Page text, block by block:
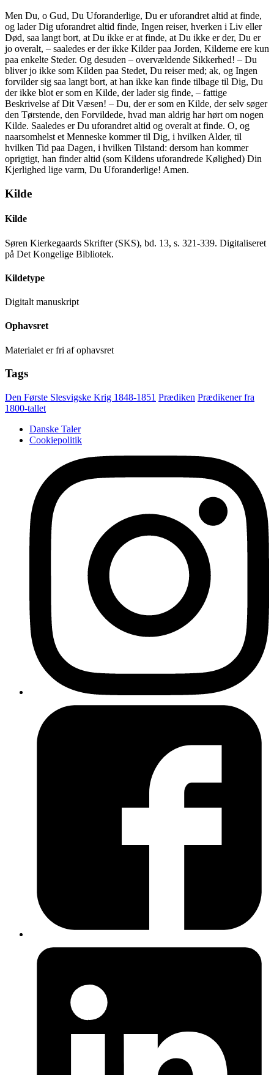
Men Du, o Gud, Du Uforanderlige, Du er uforandret altid at finde,
og lader Dig uforandret altid finde, Ingen reiser, hverken i Liv eller
Død, saa langt bort, at Du ikke er at finde, at Du ikke er der, Du er
jo overalt, – saaledes er der ikke Kilder paa Jorden, Kilderne ere kun
paa enkelte Steder. Og desuden – overvældende Sikkerhed! – Du
bliver jo ikke som Kilden paa Stedet, Du reiser med; ak, og Ingen
forvilder sig saa langt bort, at han ikke kan finde tilbage til Dig, Du
der ikke blot er som en Kilde, der lader sig finde, – fattige
Beskrivelse af Dit Væsen! – Du, der er som en Kilde, der selv søger
den Tørstende, den Forvildede, hvad man aldrig har hørt om nogen
Kilde. Saaledes er Du uforandret altid og overalt at finde. O, og
naarsomhelst et Menneske kommer til Dig, i hvilken Alder, til
hvilken Tid paa Dagen, i hvilken Tilstand: dersom han kommer
oprigtigt, han finder altid (som Kildens uforandrede Kølighed) Din
Kjerlighed lige varm, Du Uforanderlige! Amen.
Kilde
Kilde
Søren Kierkegaards Skrifter (SKS), bd. 13, s. 321-339. Digitaliseret
på Det Kongelige Bibliotek.
Kildetype
Digitalt manuskript
Ophavsret
Materialet er fri af ophavsret
Tags
Den Første Slesvigske Krig 1848-1851 Prædiken Prædikener fra
1800-tallet
Danske Taler
Cookiepolitik